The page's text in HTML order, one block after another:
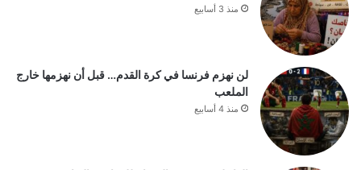
منذ 3 أسابيع
لن نهزم فرنسا في كرة القدم… قبل أن نهزمها خارج
الملعب
منذ 4 أسابيع